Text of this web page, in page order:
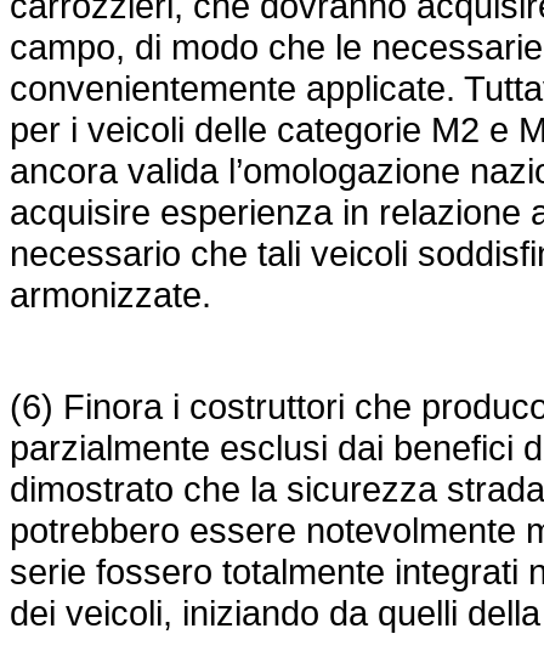
campo, di modo che le
convenientemente applicate.
per i veicoli delle categorie M2 e
ancora valida l’omologazione
acquisire esperienza in relazione
necessario che tali veicoli
armonizzate.
(6) Finora i costruttori che
parzialmente esclusi dai benefici
dimostrato che la sicurezza
potrebbero essere notevolmente
serie fossero totalmente integrati
dei veicoli, iniziando da quelli